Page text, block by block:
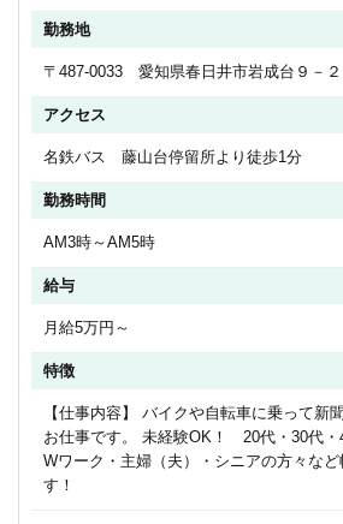
勤務地
〒487-0033 愛知県春日井市岩成台９－
アクセス
名鉄バス 藤山台停留所より徒歩1分
勤務時間
AM3時～AM5時
給与
月給5万円～
特徴
【仕事内容】 バイクや自転車に乗って新
お仕事です。 未経験OK！ 20代・30代・
Wワーク・主婦（夫）・シニアの方々など
す！